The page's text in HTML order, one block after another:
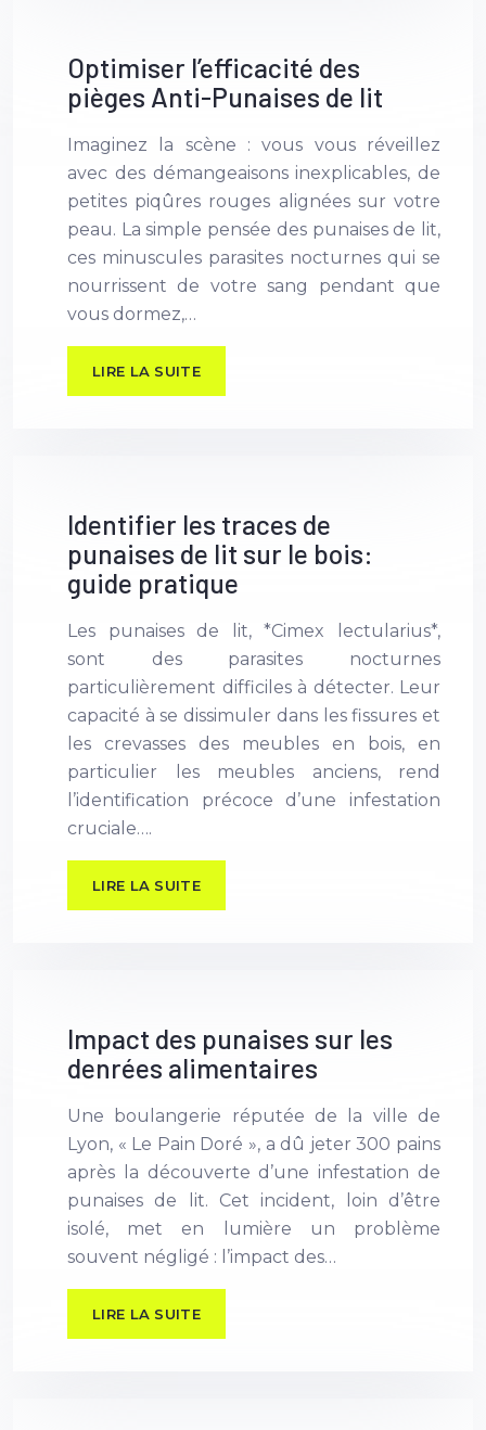
Optimiser l’efficacité des
pièges Anti-Punaises de lit
Imaginez la scène : vous vous réveillez
avec des démangeaisons inexplicables, de
petites piqûres rouges alignées sur votre
peau. La simple pensée des punaises de lit,
ces minuscules parasites nocturnes qui se
nourrissent de votre sang pendant que
vous dormez,…
LIRE LA SUITE
Identifier les traces de
punaises de lit sur le bois:
guide pratique
Les punaises de lit, *Cimex lectularius*,
sont des parasites nocturnes
particulièrement difficiles à détecter. Leur
capacité à se dissimuler dans les fissures et
les crevasses des meubles en bois, en
particulier les meubles anciens, rend
l’identification précoce d’une infestation
cruciale….
LIRE LA SUITE
Impact des punaises sur les
denrées alimentaires
Une boulangerie réputée de la ville de
Lyon, « Le Pain Doré », a dû jeter 300 pains
après la découverte d’une infestation de
punaises de lit. Cet incident, loin d’être
isolé, met en lumière un problème
souvent négligé : l’impact des…
LIRE LA SUITE